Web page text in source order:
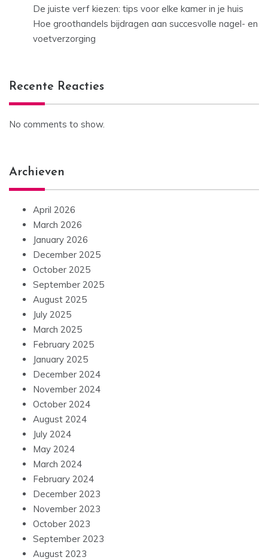
De juiste verf kiezen: tips voor elke kamer in je huis
Hoe groothandels bijdragen aan succesvolle nagel- en
voetverzorging
Recente Reacties
No comments to show.
Archieven
April 2026
March 2026
January 2026
December 2025
October 2025
September 2025
August 2025
July 2025
March 2025
February 2025
January 2025
December 2024
November 2024
October 2024
August 2024
July 2024
May 2024
March 2024
February 2024
December 2023
November 2023
October 2023
September 2023
August 2023